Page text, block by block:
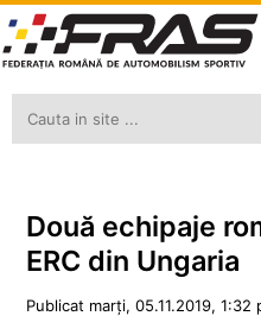
Două echipaje
ERC din Ungaria
Publicat marți, 05.11.2019, 1:32